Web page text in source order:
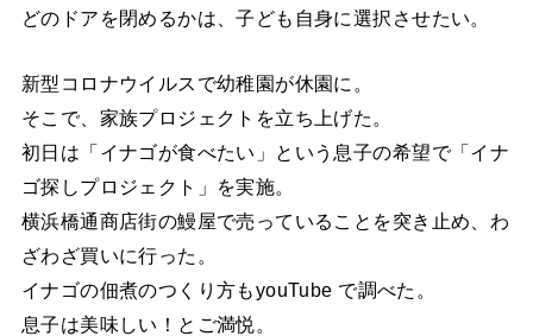
どのドアを閉めるかは、子ども自身に選択させたい。
新型コロナウイルスで幼稚園が休園に。
そこで、家族プロジェクトを立ち上げた。
初日は「イナゴが食べたい」という息子の希望で「イナ
ゴ探しプロジェクト」を実施。
横浜橋通商店街の鰻屋で売っていることを突き止め、わ
ざわざ買いに行った。
イナゴの佃煮のつくり方もyouTube で調べた。
息子は美味しい！とご満悦。